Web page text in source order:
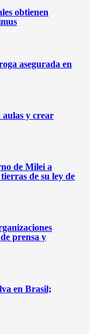
obtienen
asegurada en
aulas y crear
de Milei a
de su ley de
prensa y
en Brasil;